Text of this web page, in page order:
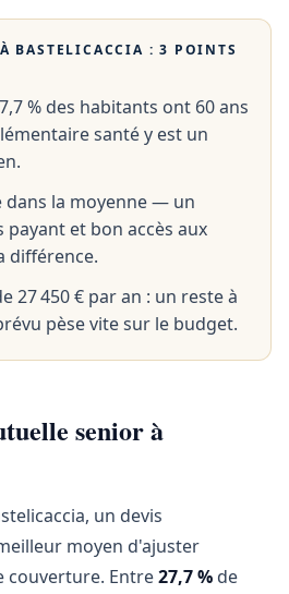
BASTELICACCIA : 3 POINTS
% des habitants ont 60 ans
santé y est un
dans la moyenne — un
et bon accès aux
différence.
27 450 € par an : un reste à
pèse vite sur le budget.
senior à
un devis
moyen d'ajuster
couverture. Entre27,7 % de